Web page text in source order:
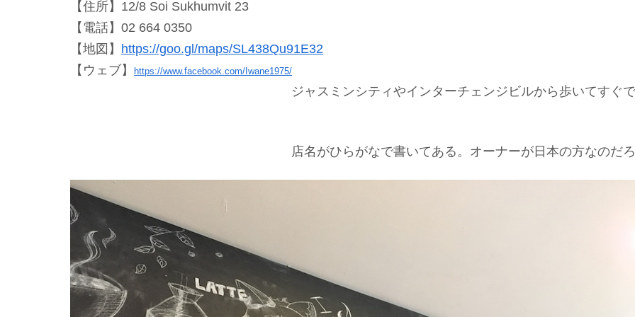
【住所】12/8 Soi Sukhumvit 23
【電話】02 664 0350
【地図】 https://goo.gl/maps/SL438Qu91E32
【ウェブ】
https://www.facebook.com/Iwane1975/
ジャスミンシティやインターチェンジビルから歩いてすぐで
店名がひらがなで書いてある。オーナーが日本の方なのだろ